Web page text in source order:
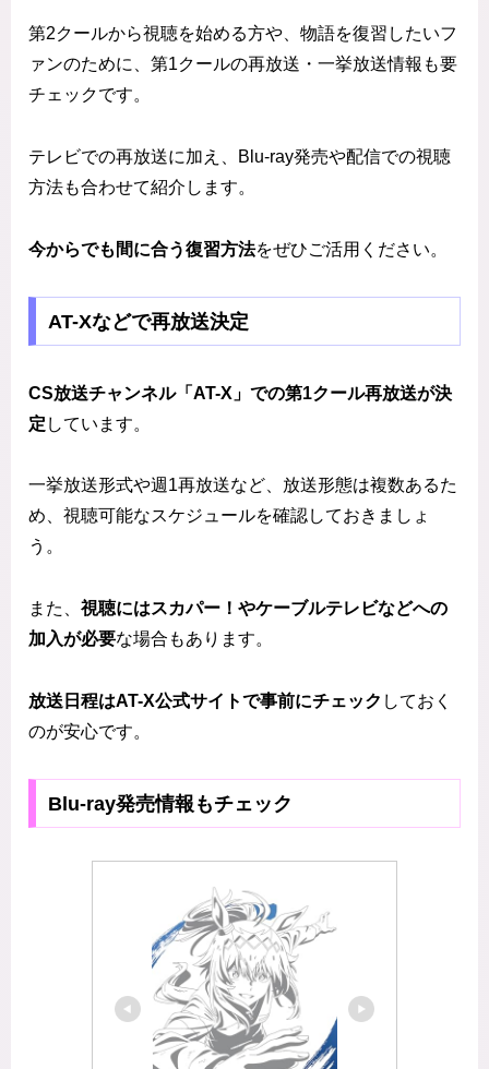
第2クールから視聴を始める方や、物語を復習したいフ
ァンのために、第1クールの再放送・一挙放送情報も要
チェックです。
テレビでの再放送に加え、Blu-ray発売や配信での視聴
方法も合わせて紹介します。
今からでも間に合う復習方法をぜひご活用ください。
AT-Xなどで再放送決定
CS放送チャンネル「AT-X」での第1クール再放送が決
定 しています。
一挙放送形式や週1再放送など、放送形態は複数あるた
め、視聴可能なスケジュールを確認しておきましょ
う。
また、 視聴にはスカパー！やケーブルテレビなどへの
加入が必要な場合もあります。
放送日程はAT-X公式サイトで事前にチェック しておく
のが安心です。
Blu-ray発売情報もチェック